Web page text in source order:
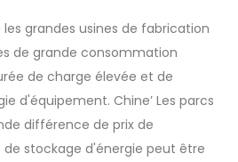
les grandes usines de fabrication
de grande consommation
de charge élevée et de
d'équipement. Chine’ Les parcs
différence de prix de
stockage d'énergie peut être